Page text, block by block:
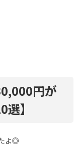
円が
】
よ◎